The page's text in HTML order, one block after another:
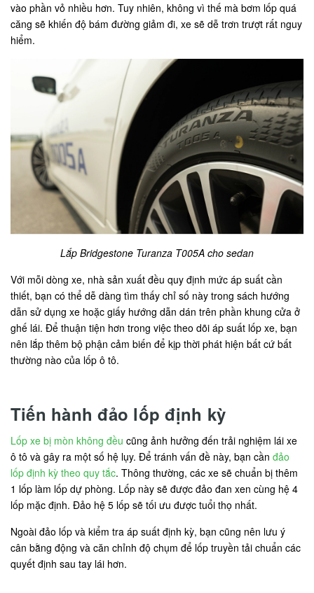
vào phần vỏ nhiều hơn. Tuy nhiên, không vì thế mà bơm lốp quá
căng sẽ khiến độ bám đường giảm đi, xe sẽ dễ trơn trượt rất nguy
hiểm.
Lắp Bridgestone Turanza T005A cho sedan
Với mỗi dòng xe, nhà sản xuất đều quy định mức áp suất cần
thiết, bạn có thể dễ dàng tìm thấy chỉ số này trong sách hướng
dẫn sử dụng xe hoặc giấy hướng dẫn dán trên phần khung cửa ở
ghế lái. Để thuận tiện hơn trong việc theo dõi áp suất lốp xe, bạn
nên lắp thêm bộ phận cảm biến để kịp thời phát hiện bất cứ bất
thường nào của lốp ô tô.
Tiến hành đảo lốp định kỳ
Lốp xe bị mòn không đều cũng ảnh hưởng đến trải nghiệm lái xe
ô tô và gây ra một số hệ lụy. Để tránh vấn đề này, bạn cần đảo
lốp định kỳ theo quy tắc. Thông thường, các xe sẽ chuẩn bị thêm
1 lốp làm lốp dự phòng. Lốp này sẽ được đảo đan xen cùng hệ 4
lốp mặc định. Đảo hệ 5 lốp sẽ tối ưu được tuổi thọ nhất.
Ngoài đảo lốp và kiểm tra áp suất định kỳ, bạn cũng nên lưu ý
cân bằng động và căn chỉnh độ chụm để lốp truyền tải chuẩn các
quyết định sau tay lái hơn.